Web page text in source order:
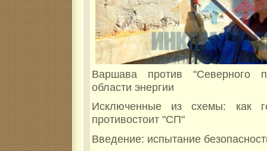
Варшава против "Северного
области энергии
Исключенные из схемы: как
противостоит "СП"
Введение: испытание